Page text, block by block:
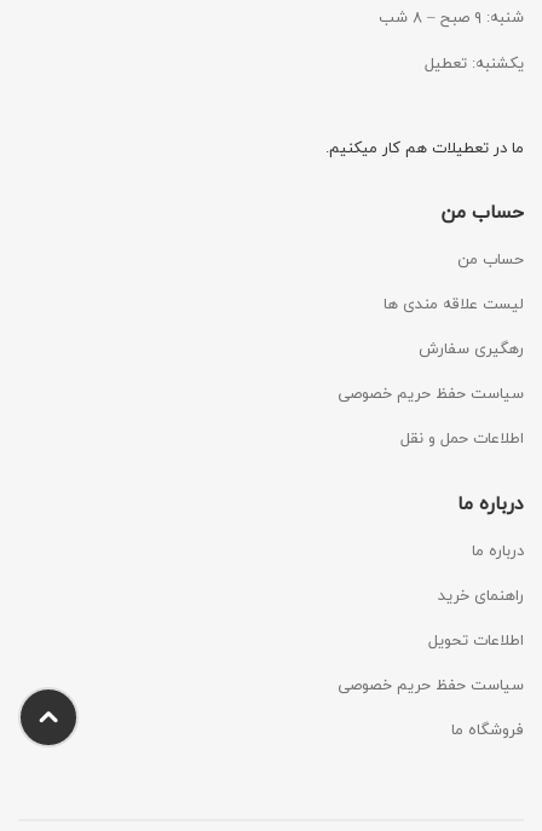
شنبه: ۹ صبح – ۸ شب
یکشنبه: تعطیل
ما در تعطیلات هم کار میکنیم.
حساب من
حساب من
لیست علاقه مندی ها
رهگیری سفارش
سیاست حفظ حریم خصوصی
اطلاعات حمل و نقل
درباره ما
درباره ما
راهنمای خرید
اطلاعات تحویل
سیاست حفظ حریم خصوصی
فروشگاه ما